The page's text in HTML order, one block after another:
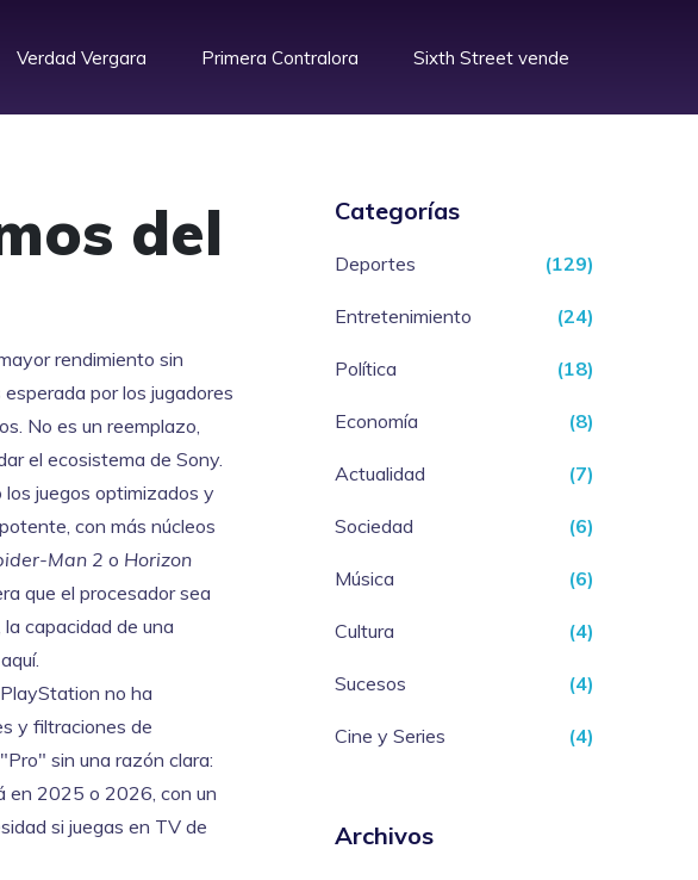
Verdad Vergara Primera Contralora Sixth Street vende
del
rendimiento sin
por los jugadores
No es un reemplazo,
el ecosistema de Sony.
juegos optimizados y
con más núcleos
Man 2 o Horizon
que el procesador sea
la capacidad de una
no ha
y filtraciones de
sin una razón clara:
en 2025 o 2026, con un
si juegas en TV de
Categorías
Deportes (129)
Entretenimiento (24)
Política (18)
Economía (8)
Actualidad (7)
Sociedad (6)
Música (6)
Cultura (4)
Sucesos (4)
Cine y Series (4)
Archivos